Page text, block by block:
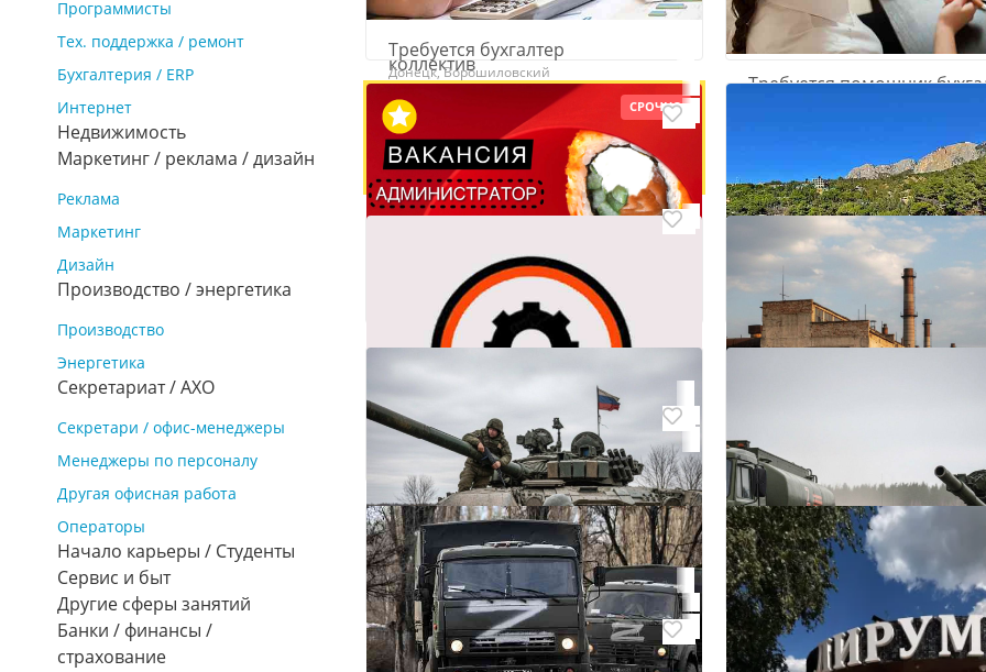
Требуются сотрудники в дружный
коллектив
Донецк, Ленинский
₽ 50 000
работа автослесаря на сто
Донецк, Калининский
Требуется бухгалтер
Донецк, Ворошиловский
₽ 100 000По результатам собеседования
Требуется помощник
₽ 100 000 По результатам
СРОЧНО
Требуется сотрудник
Администратор
Донецк
₽ 48 000
Работа автослесаря
Мариуполь
₽ 100 000По результатам собеседования
Охранник в роту охрану на
Донецк
₽ 350 000
Программисты
Тех. поддержка / ремонт
Бухгалтерия / ERP
Интернет
Недвижимость
Маркетинг / реклама / дизайн
Реклама
Маркетинг
Дизайн
Производство / энергетика
Производство
Энергетика
Cекретариат / АХО
Cекретари / офис-менеджеры
Менеджеры по персоналу
Другая офисная работа
Операторы
Начало карьеры / Студенты
Сервис и быт
Другие сферы занятий
Банки / финансы /
страхование